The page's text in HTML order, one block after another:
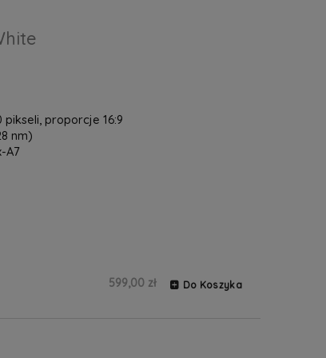
pikseli, proporcje 16:9
nm)
A7
599,00 zł Do Koszyka